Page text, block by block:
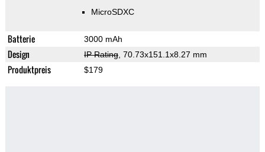
MicroSDXC
Batterie 3000 mAh
Design IP Rating, 70.73x151.1x8.27 mm
Produktpreis $179